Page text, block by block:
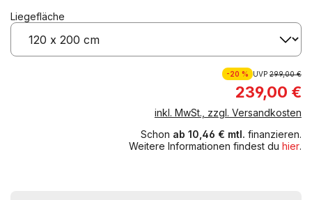
Liegefläche
-20 % UVP299,00 €
239,00 €
inkl. MwSt., zzgl. Versandkosten
Schon ab 10,46 € mtl. finanzieren.
Weitere Informationen findest du hier.